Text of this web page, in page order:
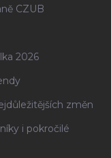
CZUB
2026
změn
i pokročilé